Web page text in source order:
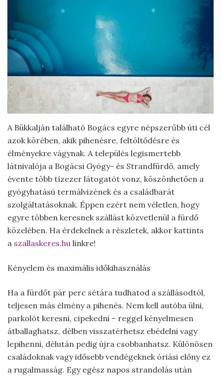
A Bükkalján található Bogács egyre népszerűbb úti cél
azok körében, akik pihenésre, feltöltődésre és
élményekre vágynak. A település legismertebb
látnivalója a Bogácsi Gyógy- és Strandfürdő, amely
évente több tízezer látogatót vonz, köszönhetően a
gyógyhatású termálvizének és a családbarát
szolgáltatásoknak. Éppen ezért nem véletlen, hogy
egyre többen keresnek szállást közvetlenül a fürdő
közelében. Ha érdekelnek a részletek, akkor kattints
a szallaskeres.hu linkre!
Kényelem és maximális időkihasználás
Ha a fürdőt pár perc sétára tudhatod a szállásodtól,
teljesen más élmény a pihenés. Nem kell autóba ülni,
parkolót keresni, cipekedni – reggel kényelmesen
átballaghatsz, délben visszatérhetsz ebédelni vagy
lepihenni, délután pedig újra csobbanhatsz. Különösen
családoknak vagy idősebb vendégeknek óriási előny ez
a rugalmasság. Egy egész napos strandolás után